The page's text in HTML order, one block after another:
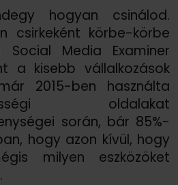
hogyan csinálod.
csirkeként körbe-körbe
Social Media Examiner
a kisebb vállalkozások
2015-ben használta
oldalakat
során, bár 85%-
hogy azon kívül, hogy
milyen eszközöket